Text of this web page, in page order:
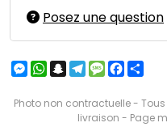
Posez une question
Messenger
WhatsApp
Snapchat
Telegram
Message
Photo non contractuelle -
livraison - Page